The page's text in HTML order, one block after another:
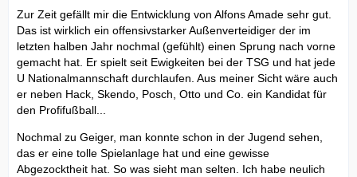
Zur Zeit gefällt mir die Entwicklung von Alfons Amade sehr gut.
Das ist wirklich ein offensivstarker Außenverteidiger der im
letzten halben Jahr nochmal (gefühlt) einen Sprung nach vorne
gemacht hat. Er spielt seit Ewigkeiten bei der TSG und hat jede
U Nationalmannschaft durchlaufen. Aus meiner Sicht wäre auch
er neben Hack, Skendo, Posch, Otto und Co. ein Kandidat für
den Profifußball...
Nochmal zu Geiger, man konnte schon in der Jugend sehen,
das er eine tolle Spielanlage hat und eine gewisse
Abgezocktheit hat. So was sieht man selten. Ich habe neulich